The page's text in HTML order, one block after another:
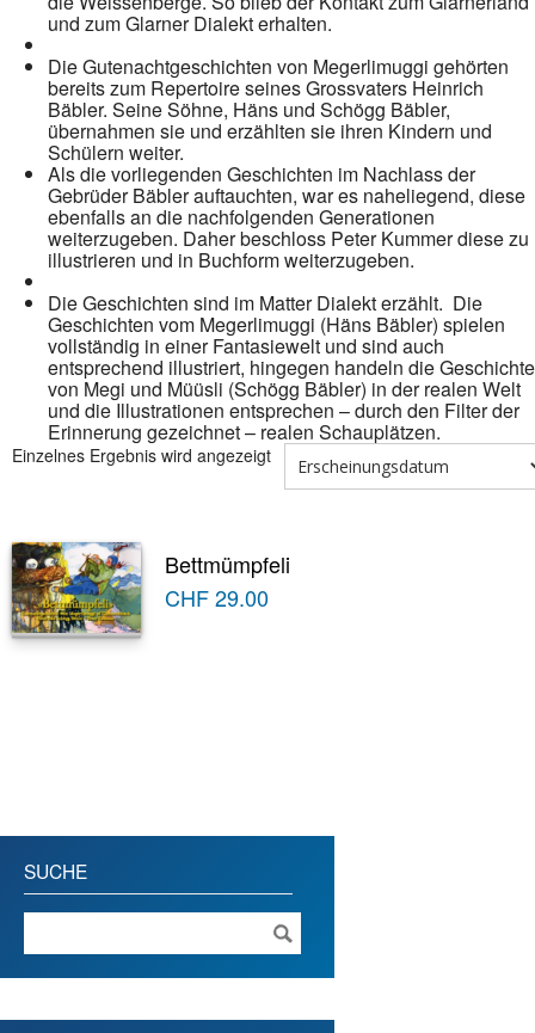
und zum Glarner Dialekt erhalten.
Die Gutenachtgeschichten von Megerlimuggi gehörten
bereits zum Repertoire seines Grossvaters Heinrich
Bäbler. Seine Söhne, Häns und Schögg Bäbler,
übernahmen sie und erzählten sie ihren Kindern und
Schülern weiter.
Als die vorliegenden Geschichten im Nachlass der
Gebrüder Bäbler auftauchten, war es naheliegend, diese
ebenfalls an die nachfolgenden Generationen
weiterzugeben. Daher beschloss Peter Kummer diese zu
illustrieren und in Buchform weiterzugeben.
Die Geschichten sind im Matter Dialekt erzählt. Die
Geschichten vom Megerlimuggi (Häns Bäbler) spielen
vollständig in einer Fantasiewelt und sind auch
entsprechend illustriert, hingegen handeln die
von Megi und Müüsli (Schögg Bäbler) in der realen Welt
und die Illustrationen entsprechen – durch den Filter der
Erinnerung gezeichnet – realen Schauplätzen.
Einzelnes Ergebnis wird angezeigt
Bettmümpfeli
CHF29.00
SUCHE